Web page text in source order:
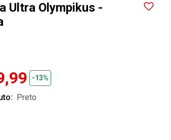
Ultra Olympikus -
-13%
preto